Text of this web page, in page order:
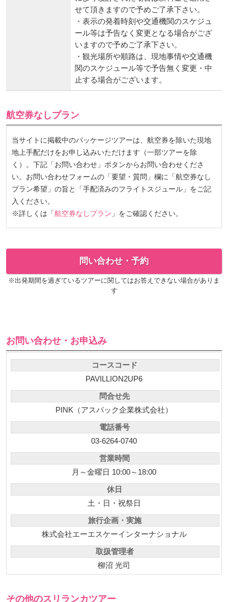
せて頂きますので予めご了承下さい。
・表示の発着時刻や交通機関のスケジュ
ール等は予告なく変更となる場合がござ
いますので予めご了承下さい。
・観光場所や順路は、現地事情や交通機
関のスケジュール等で予告無く変更・中
止する場合がございます。
航空券なしプラン
当サイトに掲載中のパッケージツアーは、航空券を除いた現地
地上手配だけをお申し込みいただけます（一部ツアーを除
く）。下記「お問い合わせ」ボタンからお問い合わせくださ
い。お問い合わせフォームの「要望・質問」欄に「航空券なし
プラン希望」の旨と「手配済みのフライトスジュール」をご記
入ください。
※詳しくは「航空券なしプラン 」をご確認ください。
問い合わせ・予約
※出発期間を過ぎているツアーに関してはお答えできない場合がありま
す
お問い合わせ・お申込み
コースコード
PAVILLION2UP6
問合せ先
PINK（アスパック企業株式会社）
電話番号
03-6264-0740
営業時間
月～金曜日 10:00～18:00
休日
土・日・祝祭日
旅行企画・実施
株式会社エーエスケーインターナショナル
取扱管理者
柳沼 光司
その他のスリランカツアー